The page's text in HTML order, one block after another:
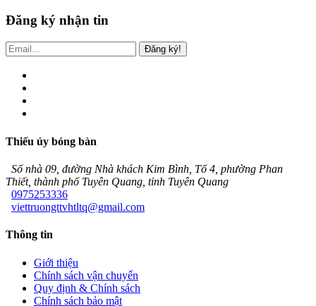
Đăng ký nhận tin
Đăng ký!
Thiếu úy bóng bàn
Số nhà 09, đường Nhà khách Kim Bình, Tổ 4, phường Phan
Thiết, thành phố Tuyên Quang, tỉnh Tuyên Quang
0975253336
viettruongttvhtltq@gmail.com
Thông tin
Giới thiệu
Chính sách vận chuyển
Quy định & Chính sách
Chính sách bảo mật